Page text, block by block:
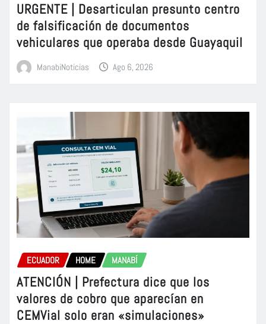
URGENTE | Desarticulan presunto centro
de falsificación de documentos
vehiculares que operaba desde Guayaquil
ManabiNoticias Ago 6, 2026
ECUADOR HOME MANABÍ
ATENCIÓN | Prefectura dice que los
valores de cobro que aparecían en
CEMVial solo eran «simulaciones»